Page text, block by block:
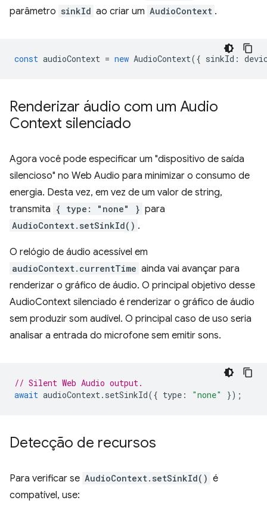
parâmetro sinkId ao criar um AudioContext .
const audioContext = new AudioContext({ sinkId :
Renderizar áudio com um Audio
Context silenciado
Agora você pode especificar um "dispositivo de saída
silencioso" no Web Audio para minimizar o consumo de
energia. Desta vez, em vez de um valor de string,
transmita { type: "none" } para
AudioContext.setSinkId() .
O relógio de áudio acessível em
audioContext.currentTime ainda vai avançar para
renderizar o gráfico de áudio. O principal objetivo desse
AudioContext silenciado é renderizar o gráfico de áudio
sem produzir som audível. O principal caso de uso seria
analisar a entrada do microfone sem emitir sons.
// Silent Web Audio output.
await audioContext. setSinkId({ type : "none" });
Detecção de recursos
Para verificar se AudioContext.setSinkId() é
compatível, use: